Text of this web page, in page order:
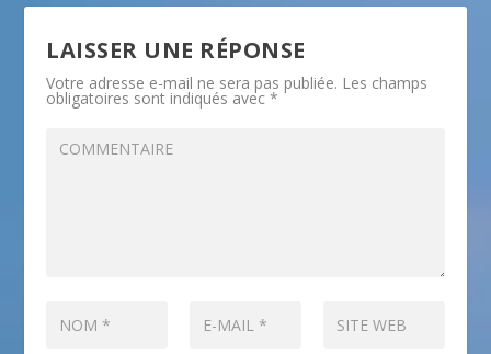
LAISSER UNE RÉPONSE
Votre adresse e-mail ne sera pas publiée. Les champs
obligatoires sont indiqués avec*